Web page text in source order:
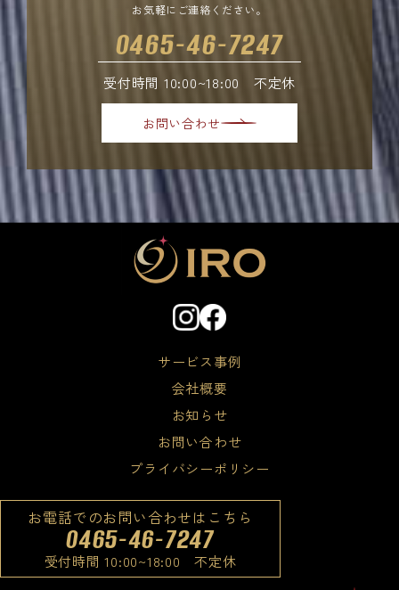
お気軽にご連絡ください。
0465-46-7247
受付時間 10:00~18:00 不定休
お問い合わせ
サービス事例
会社概要
お知らせ
お問い合わせ
プライバシーポリシー
お電話でのお問い合わせはこちら
0465-46-7247
受付時間 10:00~18:00 不定休